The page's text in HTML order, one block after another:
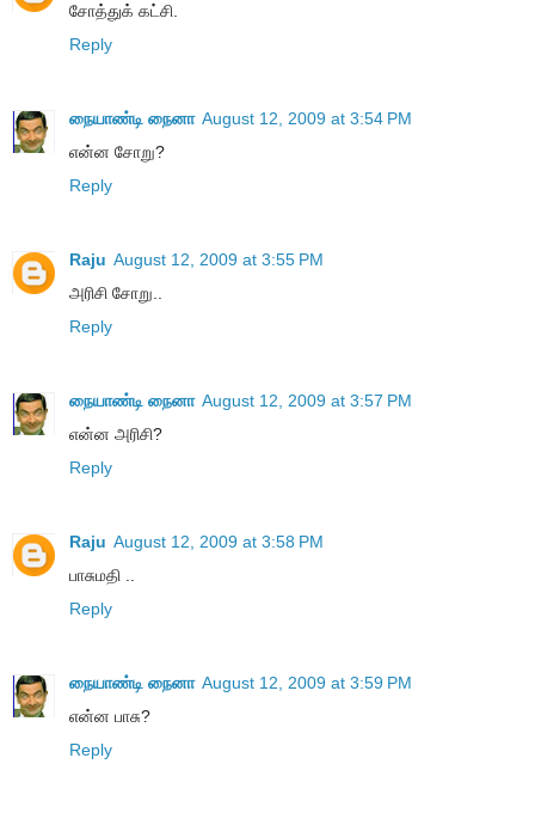
சோத்துக் கட்சி.
Reply
நையாண்டி நைனா August 12, 2009 at 3:54 PM
என்ன சோறு?
Reply
Raju August 12, 2009 at 3:55 PM
அரிசி சோறு..
Reply
நையாண்டி நைனா August 12, 2009 at 3:57 PM
என்ன அரிசி?
Reply
Raju August 12, 2009 at 3:58 PM
பாசுமதி ..
Reply
நையாண்டி நைனா August 12, 2009 at 3:59 PM
என்ன பாசு?
Reply